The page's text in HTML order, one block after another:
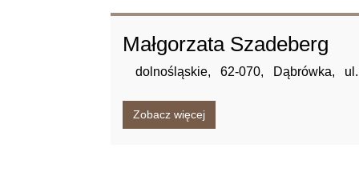
Małgorzata Szadeberg
dolnośląskie, 62-070, Dąbrówka,
Zobacz więcej